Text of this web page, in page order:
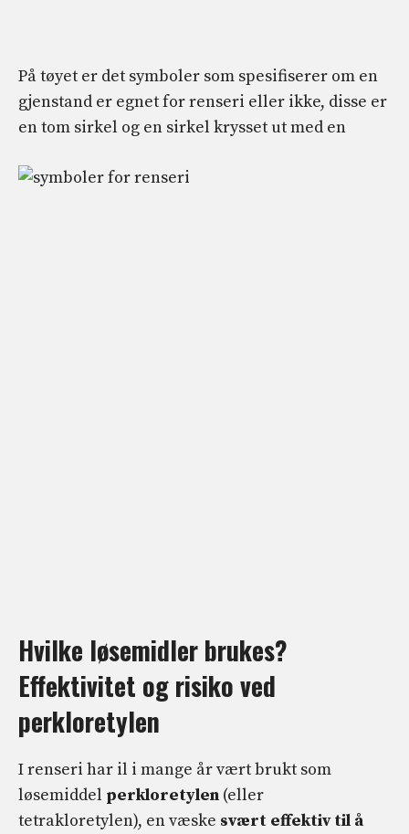
På tøyet er det symboler som spesifiserer om en
gjenstand er egnet for renseri eller ikke, disse er
en tom sirkel og en sirkel krysset ut med en
Hvilke løsemidler brukes?
Effektivitet og risiko ved
perkloretylen
I renseri har il i mange år vært brukt som
løsemiddel perkloretylen (eller
tetrakloretylen), en væske svært effektiv til å